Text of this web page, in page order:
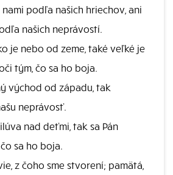
podľa našich hriechov, ani
našich neprávostí.
je nebo od zeme, také veľké je
tým, čo sa ho boja.
východ od západu, tak
neprávosť.
nad deťmi, tak sa Pán
sa ho boja.
z čoho sme stvorení; pamätá,